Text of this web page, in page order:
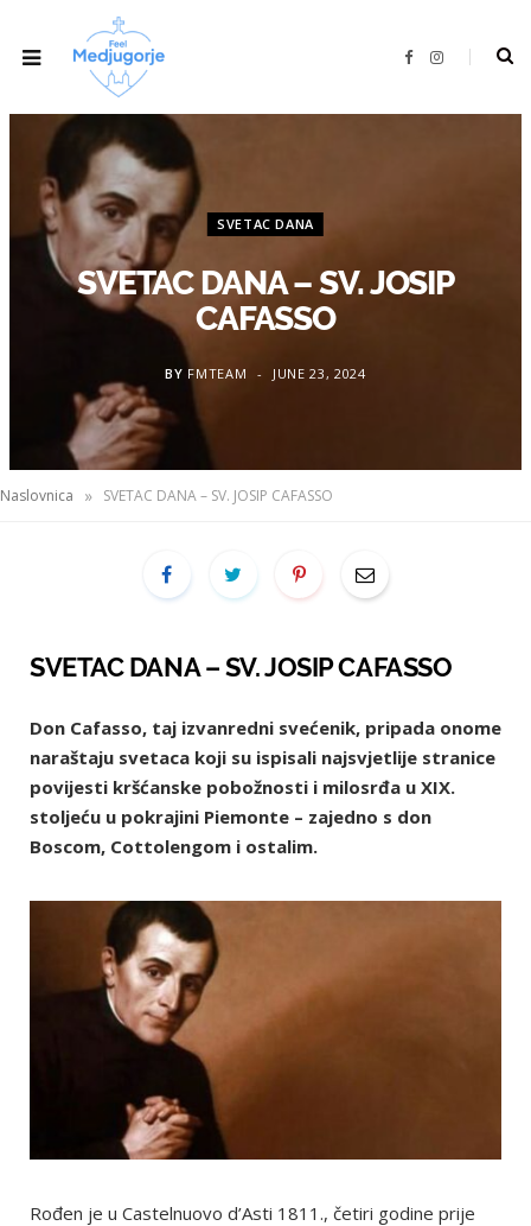
F
b
I
a
SVETAC DANA
SVETAC DANA – SV. JOSIP
CAFASSO
BY FMTEAM JUNE 23, 2024
Naslovnica » SVETAC DANA – SV. JOSIP CAFASSO
SVETAC DANA – SV. JOSIP CAFASSO
Don Cafasso, taj izvanredni svećenik, pripada onome
naraštaju svetaca koji su ispisali najsvjetlije stranice
povijesti kršćanske pobožnosti i milosrđa u XIX.
stoljeću u pokrajini Piemonte – zajedno s don
Boscom, Cottolengom i ostalim.
Rođen je u Castelnuovo d’Asti 1811., četiri godine prije